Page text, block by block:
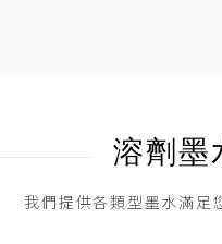
溶劑墨
我們提供各類型墨水滿足